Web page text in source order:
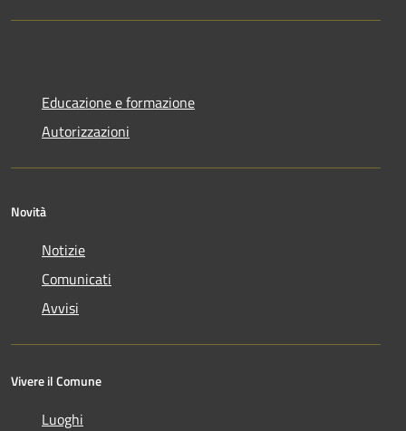
Educazione e formazione
Autorizzazioni
Novità
Notizie
Comunicati
Avvisi
Vivere il Comune
Luoghi